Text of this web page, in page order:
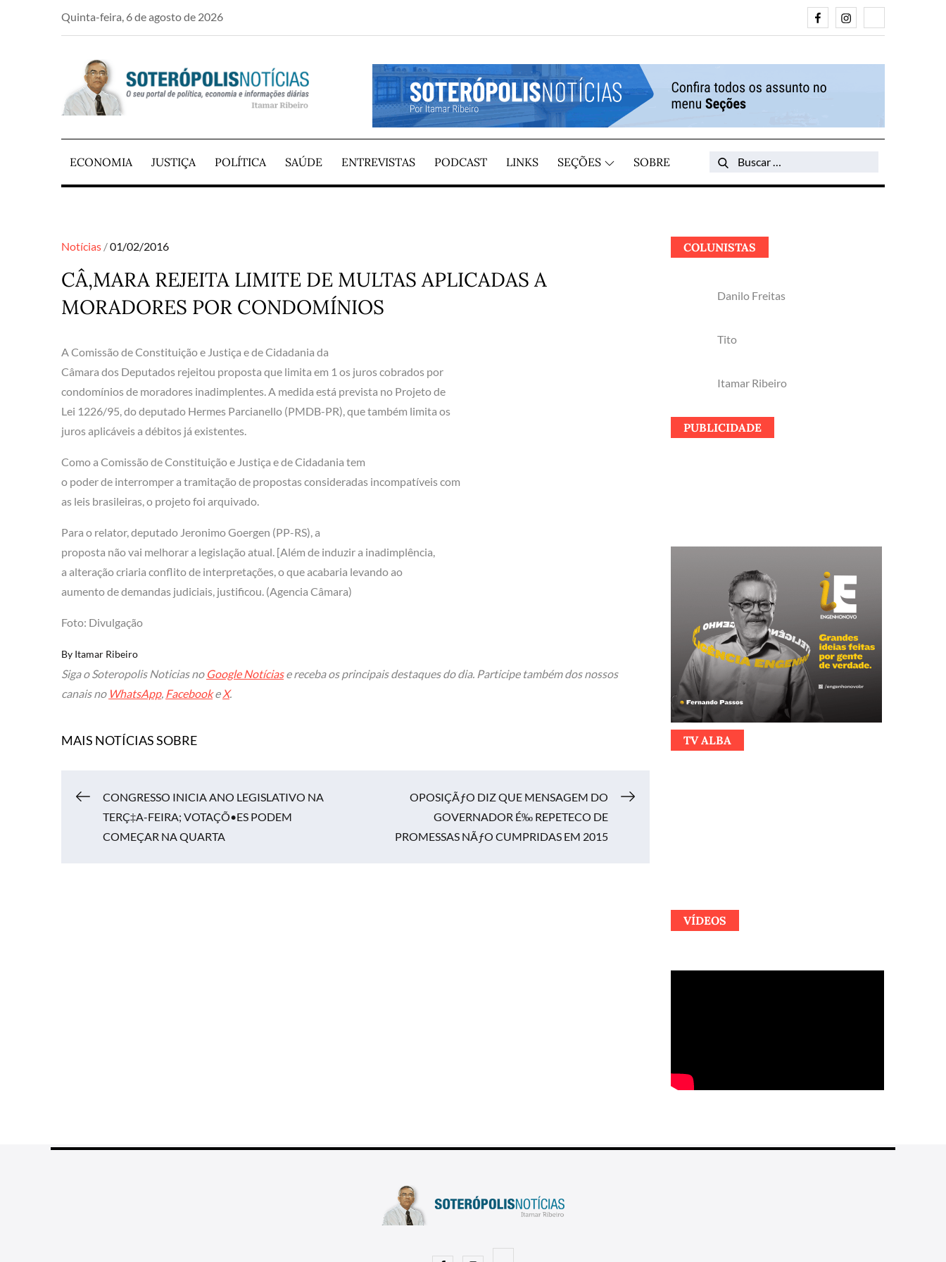
Quinta-feira, 6 de agosto de 2026 FacebookInstagram
SOTERÓPOLIS NOTÍCIAS
PORTAL DE NOTÍCIAS DE SALVADOR E REGIÃO, POR ITAMAR RIBEIRO
ECONOMIA JUSTIÇA POLÍTICA SAÚDE ENTREVISTAS PODCAST LINKS SEÇÕES SOBRE
Search
Search
Notícias Posted
01/02/2016
CÂ‚MARA REJEITA LIMITE DE MULTAS APLICADAS A
MORADORES POR CONDOMÍNIOS
A Comissão de Constituição e Justiça e de Cidadania da
Câmara dos Deputados rejeitou proposta que limita em 1 os juros cobrados por
condomínios de moradores inadimplentes. A medida está prevista no Projeto de
Lei 1226/95, do deputado Hermes Parcianello (PMDB-PR), que também limita os
juros aplicáveis a débitos já existentes.
Como a Comissão de Constituição e Justiça e de Cidadania tem
o poder de interromper a tramitação de propostas consideradas incompatíveis com
as leis brasileiras, o projeto foi arquivado.
Para o relator, deputado Jeronimo Goergen (PP-RS), a
proposta não vai melhorar a legislação atual. [Além de induzir a inadimplência,
a alteração criaria conflito de interpretações, o que acabaria levando ao
aumento de demandas judiciais, justificou. (Agencia Câmara)
Foto: Divulgação
By Itamar Ribeiro
Siga o Soteropolis Noticias no Google Notíciase receba os principais destaques do dia. Participe também dos nossos
canais no WhatsApp, FacebookeX.
MAIS NOTÍCIAS SOBRE
Navegação
de
CONGRESSO INICIA ANO LEGISLATIVO NA
TERÇ‡A-FEIRA; VOTAÇÕ•ES PODEM
COMEÇAR NA QUARTA
OPOSIÇÃƒO DIZ QUE MENSAGEM DO
GOVERNADOR É‰ REPETECO DE
PROMESSAS NÃƒO CUMPRIDAS EM 2015
COLUNISTAS
Danilo Freitas
Tito
Itamar Ribeiro
PUBLICIDADE
TV ALBA
VÍDEOS